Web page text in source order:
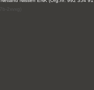
2xvxg)